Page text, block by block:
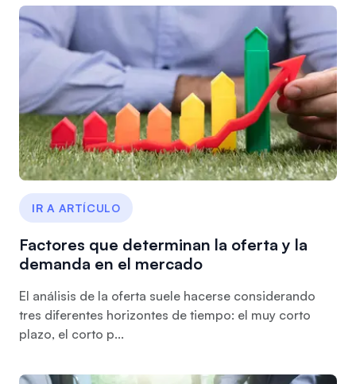
IR A ARTÍCULO
Factores que determinan la oferta y la
demanda en el mercado
El análisis de la oferta suele hacerse considerando
tres diferentes horizontes de tiempo: el muy corto
plazo, el corto p...